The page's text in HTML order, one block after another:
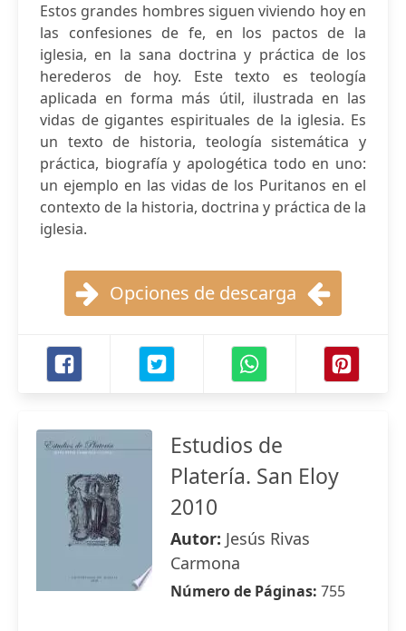
Estos grandes hombres siguen viviendo hoy en
las confesiones de fe, en los pactos de la
iglesia, en la sana doctrina y práctica de los
herederos de hoy. Este texto es teología
aplicada en forma más útil, ilustrada en las
vidas de gigantes espirituales de la iglesia. Es
un texto de historia, teología sistemática y
práctica, biografía y apologética todo en uno:
un ejemplo en las vidas de los Puritanos en el
contexto de la historia, doctrina y práctica de la
iglesia.
Opciones de descarga
Estudios de
Platería. San Eloy
2010
Autor: Jesús Rivas
Carmona
Número de Páginas: 755